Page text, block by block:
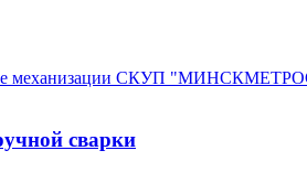
механизации СКУП
сварки